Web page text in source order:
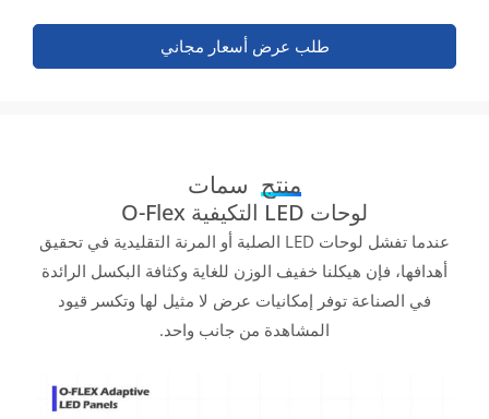
طلب عرض أسعار مجاني
منتج سمات
لوحات LED التكيفية O-Flex
عندما تفشل لوحات LED الصلبة أو المرنة التقليدية في تحقيق
أهدافها، فإن هيكلنا خفيف الوزن للغاية وكثافة البكسل الرائدة
في الصناعة توفر إمكانيات عرض لا مثيل لها وتكسر قيود
المشاهدة من جانب واحد.